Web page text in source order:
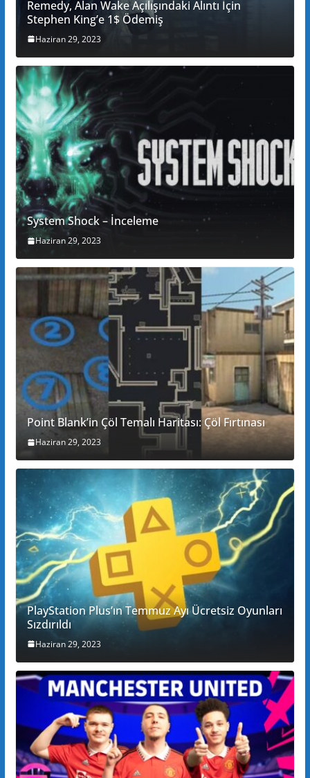
Remedy, Alan Wake Açılışındaki Alıntı İçin
Stephen King’e 1$ Ödemiş
Haziran 29, 2023
System Shock – İnceleme
Haziran 29, 2023
Point Blank’in Çöl Temalı Haritası: Çöl Fırtınası
Haziran 29, 2023
PlayStation Plus’ın Temmuz Ayı Ücretsiz Oyunları
Sızdırıldı
Haziran 29, 2023